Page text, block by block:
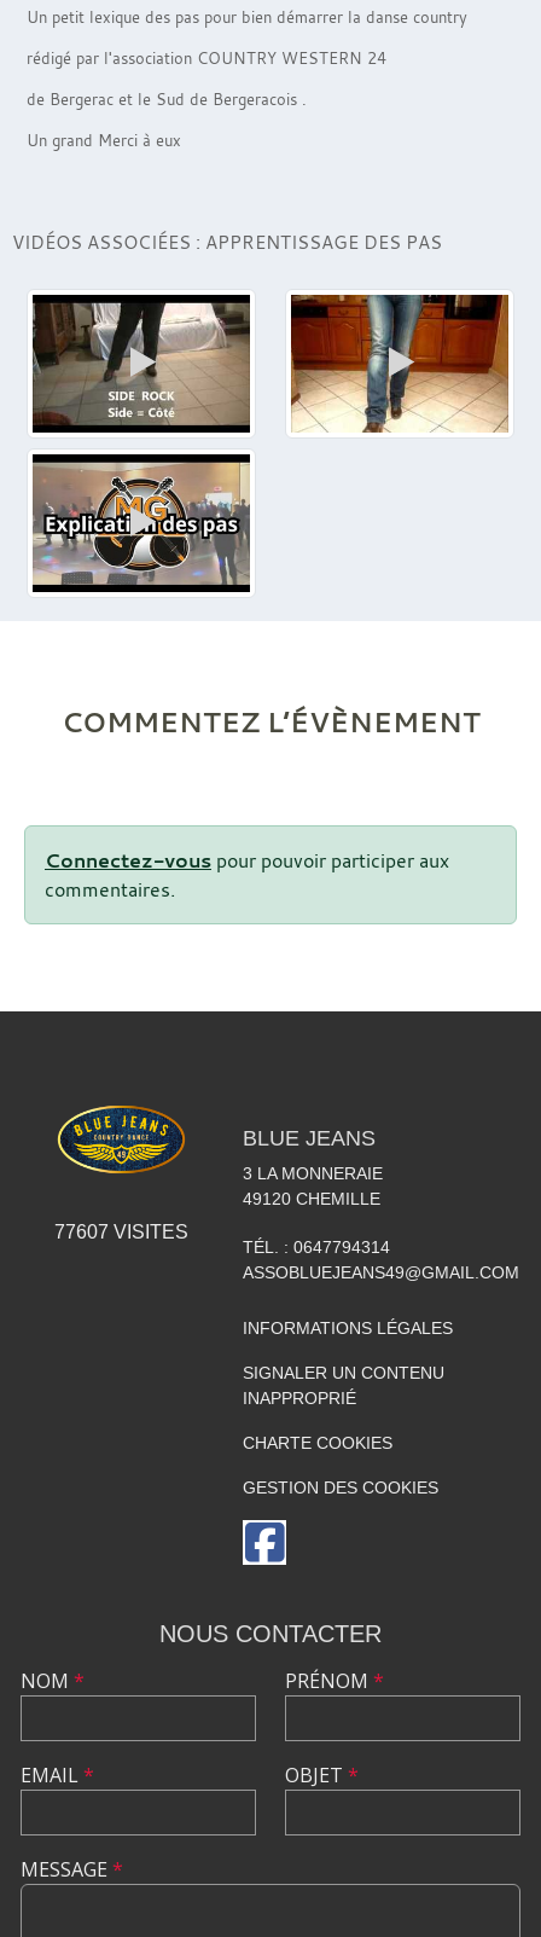
Un petit lexique des pas pour bien démarrer la danse country
rédigé par l'association COUNTRY WESTERN 24
de Bergerac et le Sud de Bergeracois .
Un grand Merci à eux
VIDÉOS ASSOCIÉES : APPRENTISSAGE DES PAS
COMMENTEZ L’ÉVÈNEMENT
Connectez-vous pour pouvoir participer aux
commentaires.
77607 VISITES
BLUE JEANS
3 LA MONNERAIE
49120 CHEMILLE
TÉL. : 0647794314
ASSOBLUEJEANS49@GMAIL.COM
INFORMATIONS LÉGALES
SIGNALER UN CONTENU
INAPPROPRIÉ
CHARTE COOKIES
GESTION DES COOKIES
NOUS CONTACTER
NOM *
EMAIL*
PRÉNOM *
OBJET *
MESSAGE *